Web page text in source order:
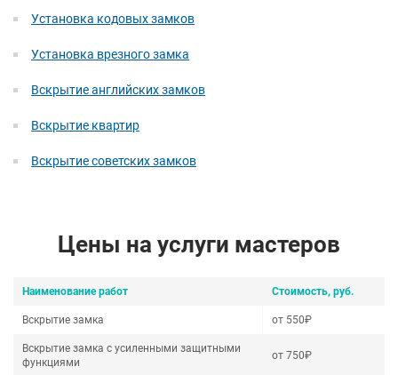
Установка кодовых замков
Установка врезного замка
Вскрытие английских замков
Вскрытие квартир
Вскрытие советских замков
Цены на услуги мастеров
Наименование работ Стоимость, руб.
Вскрытие замка от 550₽
Вскрытие замка с усиленными защитными
функциями
от 750₽